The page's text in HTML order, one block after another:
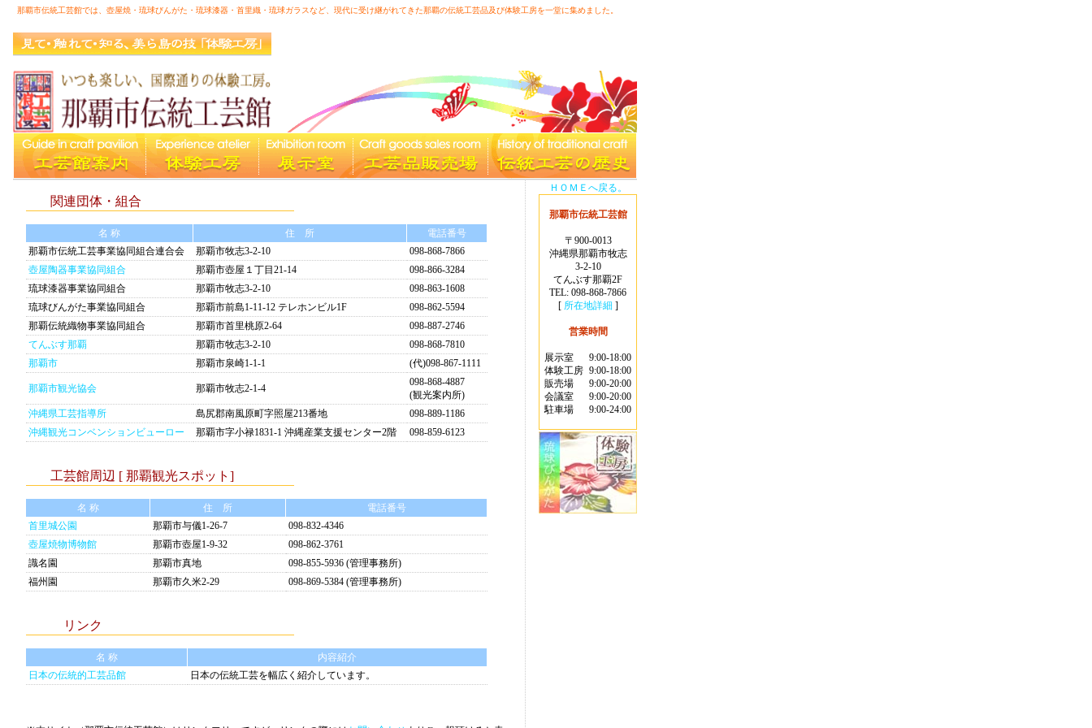
那覇市伝統工芸館では、壺屋焼・琉球びんがた・琉球漆器・首里織・琉球ガラスなど、現代に受け継がれてきた那覇の伝統工芸品及び体験工房を一堂に集めました。
関連団体・組合
名 称 住 所
電話番号
那覇市伝統工芸事業協同組合連合会
那覇市牧志3-2-10
098-868-7866
壺屋陶器事業協同組合
那覇市壺屋１丁目21-14
098-866-3284
琉球漆器事業協同組合
那覇市牧志3-2-10
098-863-1608
琉球びんがた事業協同組合
那覇市前島1-11-12 テレホンビル1F
098-862-5594
那覇伝統織物事業協同組合
那覇市首里桃原2-64
098-887-2746
てんぶす那覇
那覇市牧志3-2-10
098-868-7810
那覇市
那覇市泉崎1-1-1 (代)098-867-1111
那覇市観光協会 那覇市牧志2-1-4
098-868-4887
(観光案内所)
沖縄県工芸指導所
島尻郡南風原町字照屋213番地
098-889-1186
沖縄観光コンベンションビューロー
那覇市字小禄1831-1 沖縄産業支援センター2階 098-859-6123
工芸館周辺 [ 那覇観光スポット]
名 称 住 所
電話番号
首里城公園
那覇市与儀1-26-7
098-832-4346
壺屋焼物博物館
那覇市壺屋1-9-32
098-862-3761
識名園
那覇市真地
098-855-5936 (管理事務所)
福州園
那覇市久米2-29 098-869-5384 (管理事務所)
リンク
名 称
内容紹介
日本の伝統的工芸品館
日本の伝統工芸を幅広く紹介しています。
ＨＯＭＥへ戻る。
那覇市伝統工芸館
〒900-0013
沖縄県那覇市牧志
3-2-10
てんぶす那覇2F
TEL: 098-868-7866
[所在地詳細 ]
営業時間
展示室
体験工房
販売場
会議室
駐車場
9:00-18:00
9:00-18:00
9:00-20:00
9:00-20:00
9:00-24:00